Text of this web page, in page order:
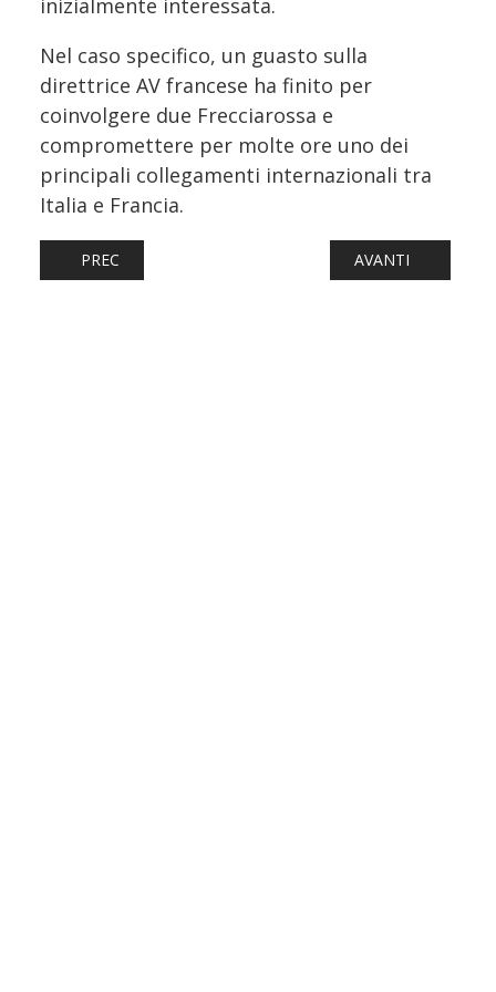
inizialmente interessata.
Nel caso specifico, un guasto sulla
direttrice AV francese ha finito per
coinvolgere due Frecciarossa e
compromettere per molte ore uno dei
principali collegamenti internazionali tra
Italia e Francia.
ARTICOLO PRECEDENTE: NUOVO FRECCIAROSSA SÌ,
PREC ARTICOLO
AVANTI